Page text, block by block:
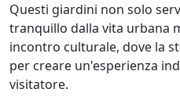
Questi giardini non solo
tranquillo dalla vita urbana
incontro culturale, dove la
per creare un'esperienza
visitatore.